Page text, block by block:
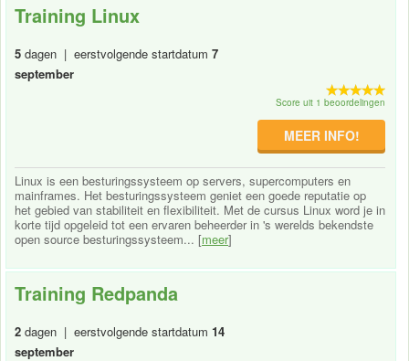
Training Linux
5 dagen | eerstvolgende startdatum 7
september
Score uit 1 beoordelingen
MEER INFO!
Linux is een besturingssysteem op servers, supercomputers en
mainframes. Het besturingssysteem geniet een goede reputatie op
het gebied van stabiliteit en flexibiliteit. Met de cursus Linux word je in
korte tijd opgeleid tot een ervaren beheerder in 's werelds bekendste
open source besturingssysteem... [meer]
Training Redpanda
2 dagen | eerstvolgende startdatum 14
september